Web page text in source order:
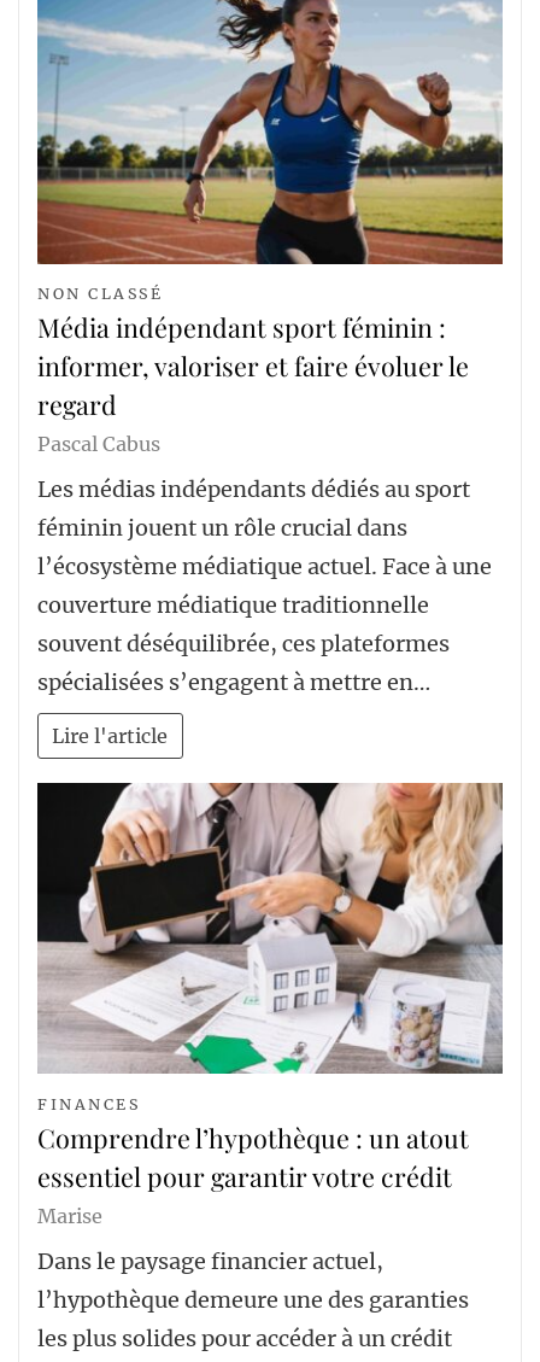
NON CLASSÉ
Média indépendant sport féminin :
informer, valoriser et faire évoluer le
regard
Pascal Cabus
Les médias indépendants dédiés au sport
féminin jouent un rôle crucial dans
l’écosystème médiatique actuel. Face à une
couverture médiatique traditionnelle
souvent déséquilibrée, ces plateformes
spécialisées s’engagent à mettre en…
Lire l'article
FINANCES
Comprendre l’hypothèque : un atout
essentiel pour garantir votre crédit
Marise
Dans le paysage financier actuel,
l’hypothèque demeure une des garanties
les plus solides pour accéder à un crédit